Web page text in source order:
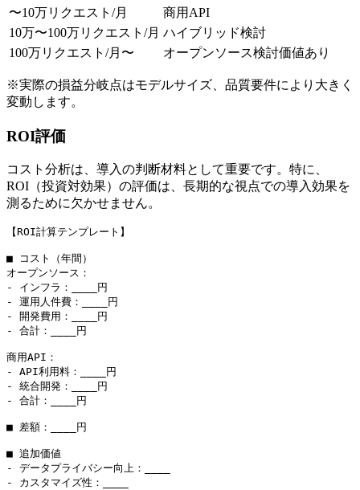
〜10万リクエスト/月
商用API
10万〜100万リクエスト/月 ハイブリッド検討
100万リクエスト/月〜
オープンソース検討価値あり
※実際の損益分岐点はモデルサイズ、品質要件により大きく
変動します。
ROI評価
コスト分析は、導入の判断材料として重要です。特に、
ROI（投資対効果）の評価は、長期的な視点での導入効果を
測るために欠かせません。
【ROI計算テンプレート】
■ コスト（年間）
オープンソース：
- インフラ：____円
- 運用人件費：____円
- 開発費用：____円
- 合計：____円
商用API：
- API利用料：____円
- 統合開発：____円
- 合計：____円
■ 差額：____円
■ 追加価値
- データプライバシー向上：____
- カスタマイズ性：____